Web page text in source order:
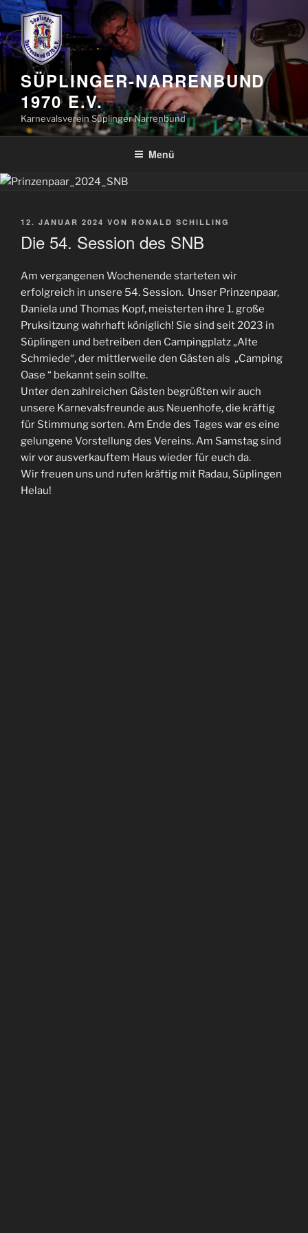
Zum
Inhalt
springen
SÜPLINGER-NARRENBUND
1970 E.V.
Karnevalsverein Süplinger Narrenbund
Menü
VERÖFFENTLICHT
12. JANUAR 2024 VON RONALD SCHILLING
Die 54. Session des SNB
Am vergangenen Wochenende starteten wir
erfolgreich in unsere 54. Session. Unser Prinzenpaar,
Daniela und Thomas Kopf, meisterten ihre 1. große
Pruksitzung wahrhaft königlich! Sie sind seit 2023 in
Süplingen und betreiben den Campingplatz „Alte
Schmiede“, der mittlerweile den Gästen als „Camping
Oase “ bekannt sein sollte.
Unter den zahlreichen Gästen begrüßten wir auch
unsere Karnevalsfreunde aus Neuenhofe, die kräftig
für Stimmung sorten. Am Ende des Tages war es eine
gelungene Vorstellung des Vereins. Am Samstag sind
wir vor ausverkauftem Haus wieder für euch da.
Wir freuen uns und rufen kräftig mit Radau, Süplingen
Helau!